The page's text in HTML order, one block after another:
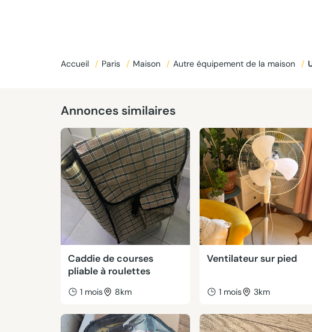
Accueil / Paris / Maison / Autre équipement de la maison /
Annonces similaires
Caddie de courses
pliable à roulettes
1 mois 8km
Ventilateur sur pied
1 mois 3km